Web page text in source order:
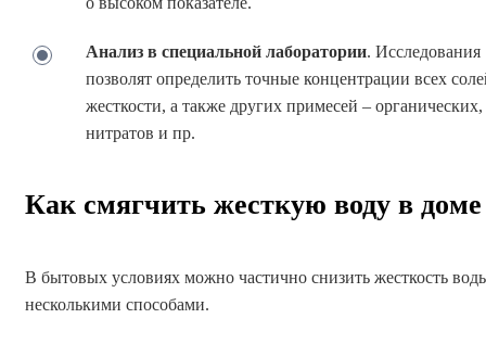
Анализ в специальной лаборатории. Исследования
позволят определить точные концентрации всех
жесткости, а также других примесей – органических,
нитратов и пр.
Как смягчить жесткую воду в доме
В бытовых условиях можно частично снизить жесткость
несколькими способами.